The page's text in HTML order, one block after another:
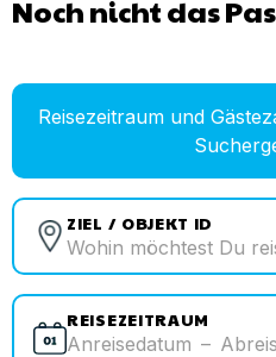
Noch nicht das
Reisezeitraum und
ZIEL / OBJEKT ID
REISEZEITRAUM
Anreisedatum –